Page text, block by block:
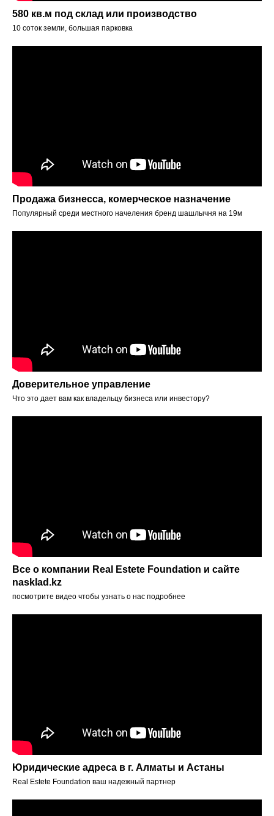
580 кв.м под склад или производство
10 соток земли, большая парковка
Продажа бизнесса, комерческое назначение
Популярный среди местного начеления бренд шашлычня на 19м
Доверительное управление
Что это дает вам как владельцу бизнеса или инвестору?
Все о компании Real Estete Foundation и сайте
nasklad.kz
посмотрите видео чтобы узнать о нас подробнее
Юридические адреса в г. Алматы и Астаны
Real Estete Foundation ваш надежный партнер